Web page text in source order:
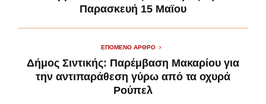
Παρασκευή 15 Μαϊου
ΕΠΌΜΕΝΟ ΆΡΘΡΟ
Δήμος Σιντικής: Παρέμβαση Μακαρίου για
την αντιπαράθεση γύρω από τα οχυρά
Ρούπελ